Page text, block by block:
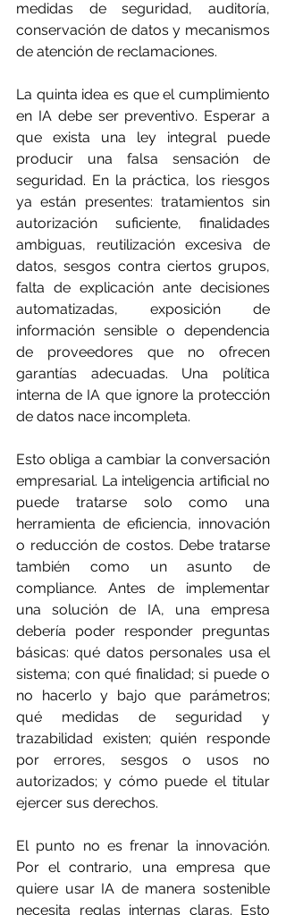
medidas de seguridad, auditoría,
conservación de datos y mecanismos
de atención de reclamaciones.
La quinta idea es que el cumplimiento
en IA debe ser preventivo. Esperar a
que exista una ley integral puede
producir una falsa sensación de
seguridad. En la práctica, los riesgos
ya están presentes: tratamientos sin
autorización suficiente, finalidades
ambiguas, reutilización excesiva de
datos, sesgos contra ciertos grupos,
falta de explicación ante decisiones
automatizadas, exposición de
información sensible o dependencia
de proveedores que no ofrecen
garantías adecuadas. Una política
interna de IA que ignore la protección
de datos nace incompleta.
Esto obliga a cambiar la conversación
empresarial. La inteligencia artificial no
puede tratarse solo como una
herramienta de eficiencia, innovación
o reducción de costos. Debe tratarse
también como un asunto de
compliance. Antes de implementar
una solución de IA, una empresa
debería poder responder preguntas
básicas: qué datos personales usa el
sistema; con qué finalidad; si puede o
no hacerlo y bajo que parámetros;
qué medidas de seguridad y
trazabilidad existen; quién responde
por errores, sesgos o usos no
autorizados; y cómo puede el titular
ejercer sus derechos.
El punto no es frenar la innovación.
Por el contrario, una empresa que
quiere usar IA de manera sostenible
necesita reglas internas claras. Esto